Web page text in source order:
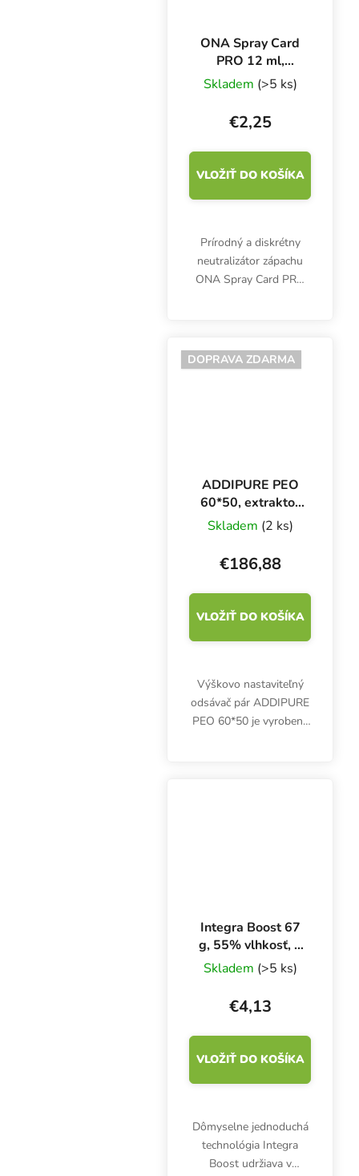
ONA Spray Card
PRO 12 ml,
neutralizátor
zápachu
Skladem (>5 ks)
€2,25
VLOŽIŤ DO KOŠÍKA
Prírodný a diskrétny
neutralizátor zápachu
ONA Spray Card PRO
molekuly zápachu a
zanecháva príjemnú
DOPRAVA ZDARMA
ADDIPURE PEO
60*50, extraktor
bylín
Skladem (2 ks)
€186,88
VLOŽIŤ DO KOŠÍKA
Výškovo nastaviteľný
odsávač pár ADDIPURE
PEO 60*50 je vyrobený
Integra Boost 67
g, 55% vlhkosť, 1
kus
Skladem (>5 ks)
€4,13
VLOŽIŤ DO KOŠÍKA
Dômyselne jednoduchá
technológia Integra
Boost udržiava v